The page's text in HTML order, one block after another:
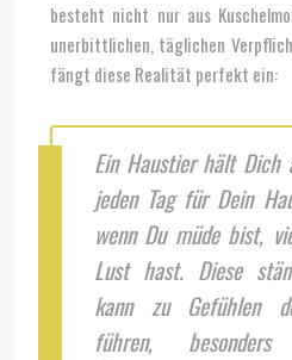
besteht nicht nur aus
unerbittlichen, täglichen
fängt diese Realität perfekt ein:
Ein Haustier hält Dich auf Trab… Du musst
jeden Tag für Dein
wenn Du müde bist,
Lust hast. Diese
kann zu Gefühlen
führen,